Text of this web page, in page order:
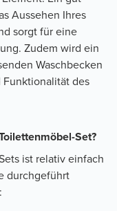
Aussehen Ihres
sorgt für eine
Zudem wird ein
Waschbecken
des
Set?
ist relativ einfach
durchgeführt